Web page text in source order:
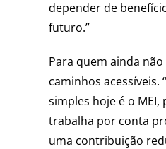
depender de
futuro.”
Para quem ainda
caminhos acessíveis.
simples hoje é o MEI,
trabalha por conta
uma contribuição